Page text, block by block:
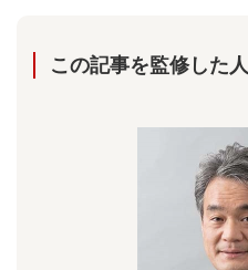
この記事を監修した⼈